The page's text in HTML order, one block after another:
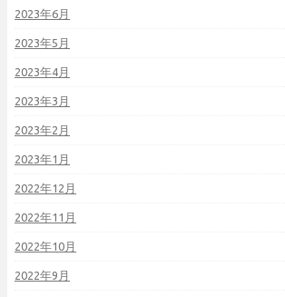
2023年6月
2023年5月
2023年4月
2023年3月
2023年2月
2023年1月
2022年12月
2022年11月
2022年10月
2022年9月